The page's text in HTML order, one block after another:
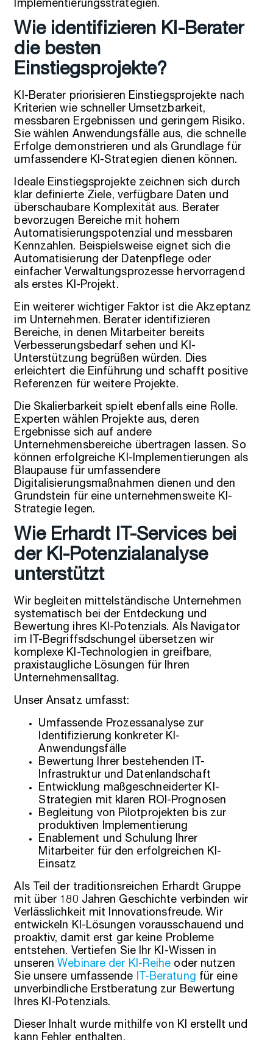
Implementierungsstrategien.
Wie identifizieren KI-Berater
die besten
Einstiegsprojekte?
KI-Berater priorisieren Einstiegsprojekte nach
Kriterien wie schneller Umsetzbarkeit,
messbaren Ergebnissen und geringem Risiko.
Sie wählen Anwendungsfälle aus, die schnelle
Erfolge demonstrieren und als Grundlage für
umfassendere KI-Strategien dienen können.
Ideale Einstiegsprojekte zeichnen sich durch
klar definierte Ziele, verfügbare Daten und
überschaubare Komplexität aus. Berater
bevorzugen Bereiche mit hohem
Automatisierungspotenzial und messbaren
Kennzahlen. Beispielsweise eignet sich die
Automatisierung der Datenpflege oder
einfacher Verwaltungsprozesse hervorragend
als erstes KI-Projekt.
Ein weiterer wichtiger Faktor ist die Akzeptanz
im Unternehmen. Berater identifizieren
Bereiche, in denen Mitarbeiter bereits
Verbesserungsbedarf sehen und KI-
Unterstützung begrüßen würden. Dies
erleichtert die Einführung und schafft positive
Referenzen für weitere Projekte.
Die Skalierbarkeit spielt ebenfalls eine Rolle.
Experten wählen Projekte aus, deren
Ergebnisse sich auf andere
Unternehmensbereiche übertragen lassen. So
können erfolgreiche KI-Implementierungen als
Blaupause für umfassendere
Digitalisierungsmaßnahmen dienen und den
Grundstein für eine unternehmensweite KI-
Strategie legen.
Wie Erhardt IT-Services bei
der KI-Potenzialanalyse
unterstützt
Wir begleiten mittelständische Unternehmen
systematisch bei der Entdeckung und
Bewertung ihres KI-Potenzials. Als Navigator
im IT-Begriffsdschungel übersetzen wir
komplexe KI-Technologien in greifbare,
praxistaugliche Lösungen für Ihren
Unternehmensalltag.
Unser Ansatz umfasst:
Umfassende Prozessanalyse zur
Identifizierung konkreter KI-
Anwendungsfälle
Bewertung Ihrer bestehenden IT-
Infrastruktur und Datenlandschaft
Entwicklung maßgeschneiderter KI-
Strategien mit klaren ROI-Prognosen
Begleitung von Pilotprojekten bis zur
produktiven Implementierung
Enablement und Schulung Ihrer
Mitarbeiter für den erfolgreichen KI-
Einsatz
Als Teil der traditionsreichen Erhardt Gruppe
mit über 180 Jahren Geschichte verbinden wir
Verlässlichkeit mit Innovationsfreude. Wir
entwickeln KI-Lösungen vorausschauend und
proaktiv, damit erst gar keine Probleme
entstehen. Vertiefen Sie Ihr KI-Wissen in
unseren Webinare der KI-Reihe oder nutzen
Sie unsere umfassende
IT-Beratung für eine
unverbindliche Erstberatung zur Bewertung
Ihres KI-Potenzials.
Dieser Inhalt wurde mithilfe von KI erstellt und